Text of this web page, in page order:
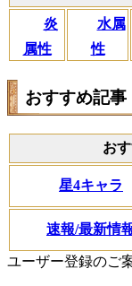
炎
属性
水属
性
おすすめ記事
お
星4キャラ
速報/最新情
ユーザー登録のご